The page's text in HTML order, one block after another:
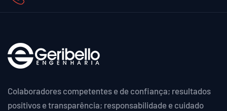
Colaboradores competentes e de confiança; resultados
positivos e transparência; responsabilidade e cuidado